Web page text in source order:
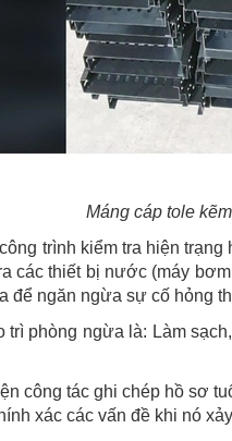
Máng cáp tole
trình kiểm tra hiện
các thiết bị nước (máy
để ngăn ngừa sự cố hỏng
trì phòng ngừa là: Làm
công tác ghi chép hồ sơ
xác các vấn đề khi nó